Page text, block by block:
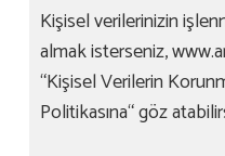
Kişisel verilerinizin
almak isterseniz,
“Kişisel Verilerin
Politikasına“ göz